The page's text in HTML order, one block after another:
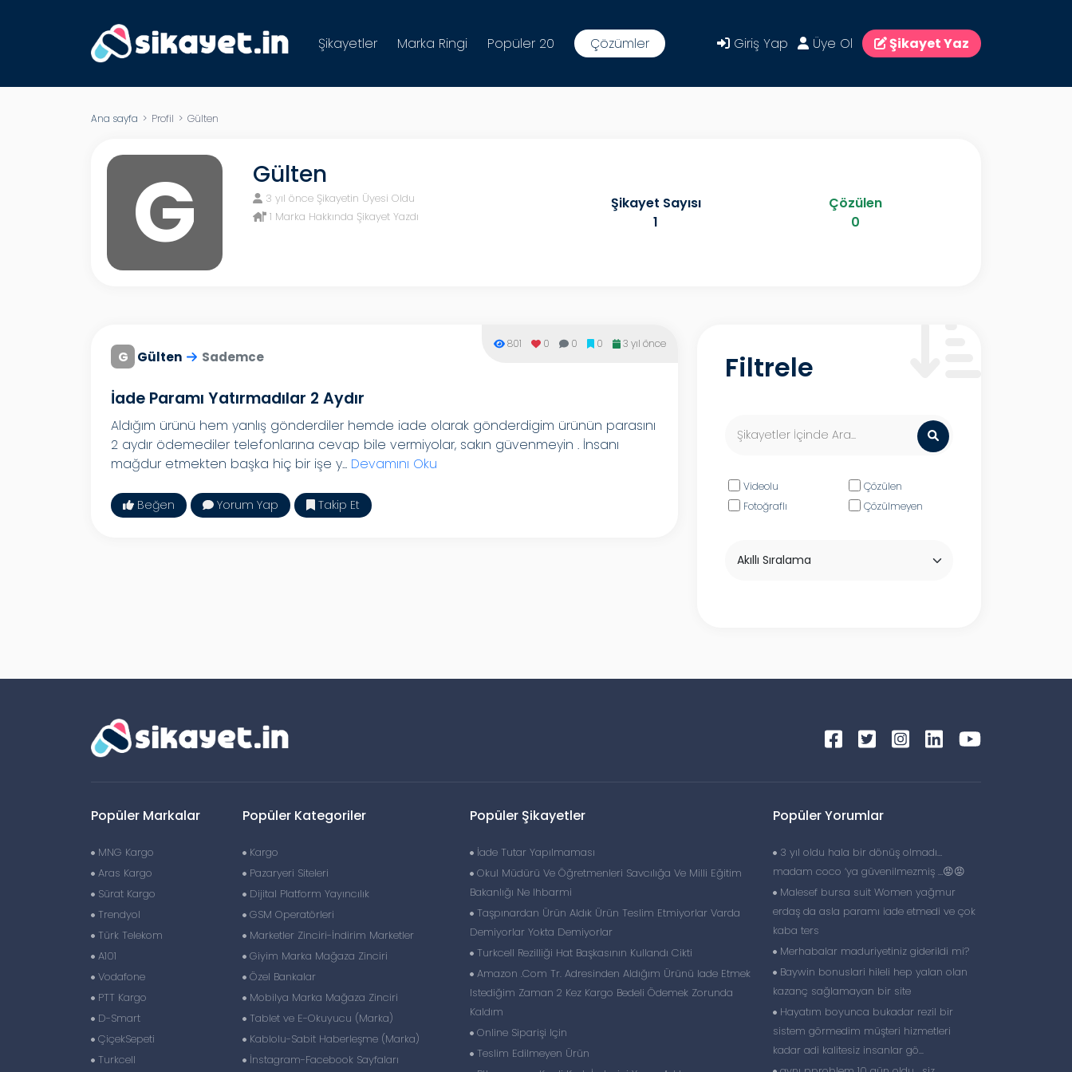
Şikayetler Marka Ringi Popüler 20 Çözümler Giriş Yap Üye Ol Şikayet Yaz
Ana sayfa > Profil > Gülten
G Gülten
3 yıl önce Şikayetin Üyesi Oldu
1 Marka Hakkında Şikayet Yazdı
Şikayet Sayısı
1
Çözülen
0
G Gülten Sademce
İade Paramı Yatırmadılar 2 Aydır
801 0 0 0 3 yıl önce
Aldığım ürünü hem yanlış gönderdiler hemde iade olarak gönderdigim ürünün parasını
2 aydır ödemediler telefonlarına cevap bile vermiyolar, sakın güvenmeyin . İnsanı
mağdur etmekten başka hiç bir işe y... Devamını Oku
Beğen Yorum Yap Takip Et
Filtrele
Videolu
Çözülen
Fotoğraflı
Çözülmeyen
Popüler Markalar
MNG Kargo
Aras Kargo
Sürat Kargo
Trendyol
Türk Telekom
A101
Vodafone
PTT Kargo
D-Smart
ÇiçekSepeti
Turkcell
Popüler Kategoriler
Kargo
Pazaryeri Siteleri
Dijital Platform Yayıncılık
GSM Operatörleri
Marketler Zinciri-İndirim Marketler
Giyim Marka Mağaza Zinciri
Özel Bankalar
Mobilya Marka Mağaza Zinciri
Tablet ve E-Okuyucu (Marka)
Kablolu-Sabit Haberleşme (Marka)
İnstagram-Facebook Sayfaları
Popüler Şikayetler
İade Tutar Yapılmaması
Okul Müdürü Ve Öğretmenleri Savcılığa Ve Milli Eğitim
Bakanlığı Ne Ihbarmi
Taşpınardan Ürün Aldık Ürün Teslim Etmiyorlar Varda
Demiyorlar Yokta Demiyorlar
Turkcell Rezilliği Hat Başkasının Kullandı Cikti
Amazon .Com Tr. Adresinden Aldığım Ürünü Iade Etmek
Istediğim Zaman 2 Kez Kargo Bedeli Ödemek Zorunda
Kaldım
Online Siparişi Için
Teslim Edilmeyen Ürün
Popüler Yorumlar
3 yıl oldu hala bir dönüş olmadı…
madam coco ‘ya güvenilmezmiş …😡😡
Malesef bursa suit Women yağmur
erdaş da asla paramı iade etmedi ve çok
kaba ters
Merhabalar maduriyetiniz giderildi mi?
Baywin bonuslari hileli hep yalan olan
kazanç sağlamayan bir site
Hayatım boyunca bukadar rezil bir
sistem görmedim müşteri hizmetleri
kadar adi kalitesiz insanlar gö...